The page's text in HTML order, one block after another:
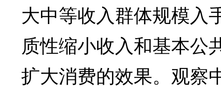
大中等收入群体规模入
质性缩小收入和基本公
扩大消费的效果。观察